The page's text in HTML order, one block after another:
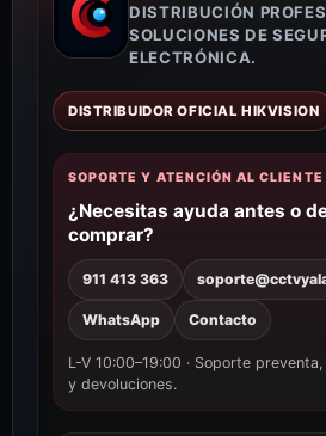
DISTRIBUCIÓN
SOLUCIONES DE
ELECTRÓNICA.
DISTRIBUIDOR OFICIAL HIKVISION
SOPORTE Y ATENCIÓN AL CLIENTE
¿Necesitas ayuda antes o
comprar?
911 413 363
WhatsApp Contacto
L-V 10:00–19:00 · Soporte
y devoluciones.